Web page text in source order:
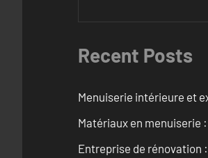
Recent Posts
Menuiserie intérieure et
Matériaux en menuiserie :
Entreprise de rénovation